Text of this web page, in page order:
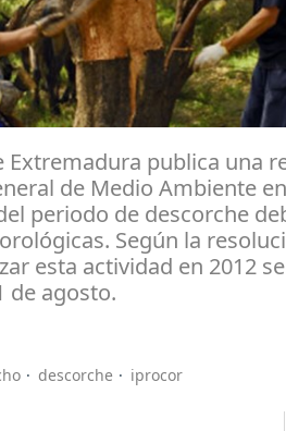
Extremadura publica una
de Medio Ambiente
periodo de descorche
Según la
esta actividad en 2012
de agosto.
descorche iprocor